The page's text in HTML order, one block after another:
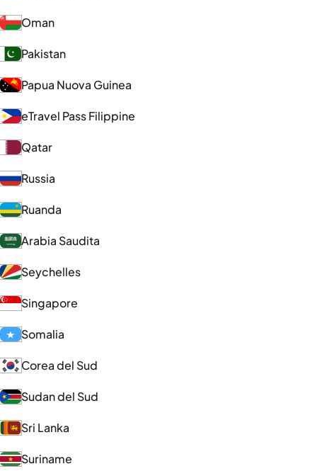
Oman
Pakistan
Papua Nuova Guinea
eTravel Pass Filippine
Qatar
Russia
Ruanda
Arabia Saudita
Seychelles
Singapore
Somalia
Corea del Sud
Sudan del Sud
Sri Lanka
Suriname